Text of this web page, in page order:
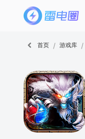
首页 / 游戏库 /